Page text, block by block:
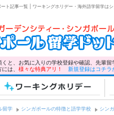
ト記事一覧 | ワーキングホリデー・海外語学留学は
くと、お気に入りの学校登録や確認、先輩
は、 様々な特典アリ！
新規登録はコチラ
ワーキングホリデー
留学 シンガポールの特徴と語学学校 シン